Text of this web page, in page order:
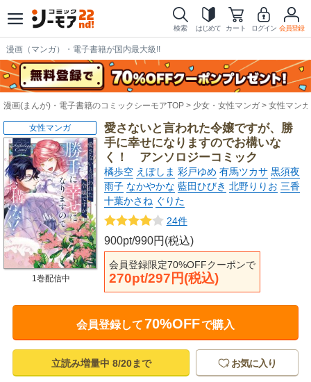
検索 はじめて カート ログイン 会員登録
漫画（マンガ）・電子書籍が国内最大級!!
漫画(まんが)・電子書籍のコミックシーモアTOP 少女・女性マンガ 女性マンガ
愛さないと言われた令嬢ですが、勝
手に幸せになりますのでお構いな
く！ アンソロジーコミック
橘歩空 えぽしま 彩戸ゆめ 有馬ツカサ 黒須夜
雨子 なかやかな 藍田ひびき 北野りりお 三香
十葉かさね ぐりた
24件
900pt/990円(税込)
会員登録限定70%OFFクーポンで
270pt/297円(税込)
女性マンガ
1巻配信中
会員登録して70%OFFで購入
立読み増量中 8/20まで お気に入り